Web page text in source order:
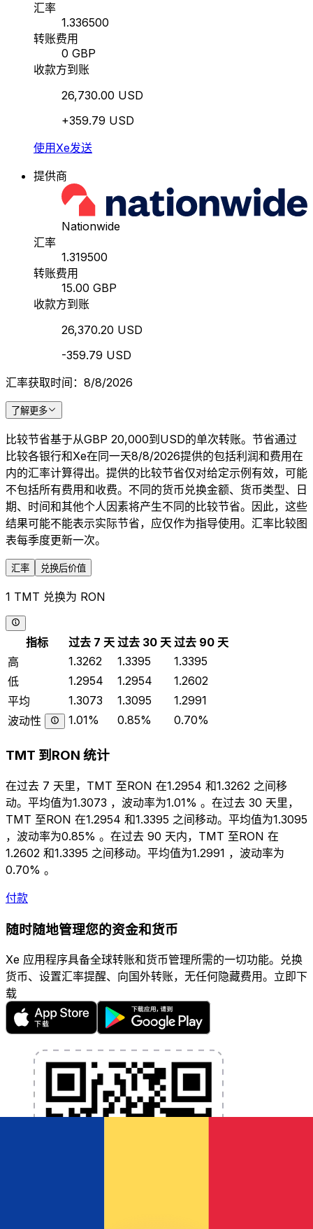
汇率
1.336500
转账费用
0 GBP
收款方到账
26,730.00 USD
+359.79 USD
使用Xe发送
提供商
Nationwide
汇率
1.319500
转账费用
15.00 GBP
收款方到账
26,370.20 USD
-359.79 USD
汇率获取时间：8/8/2026
了解更多
比较节省基于从GBP 20,000到USD的单次转账。节省通过
比较各银行和Xe在同一天8/8/2026提供的包括利润和费用在
内的汇率计算得出。提供的比较节省仅对给定示例有效，可能
不包括所有费用和收费。不同的货币兑换金额、货币类型、日
期、时间和其他个人因素将产生不同的比较节省。因此，这些
结果可能不能表示实际节省，应仅作为指导使用。汇率比较图
表每季度更新一次。
汇率 兑换后价值
1 TMT 兑换为 RON
指标 过去 7 天 过去 30 天 过去 90 天
高
1.3262 1.3395
1.3395
低
1.2954 1.2954
1.2602
平均
1.3073 1.3095
1.2991
波动性
1.01% 0.85% 0.70%
TMT 到RON 统计
在过去 7 天里，TMT 至RON 在1.2954 和1.3262 之间移
动。平均值为1.3073 ，波动率为1.01% 。在过去 30 天里，
TMT 至RON 在1.2954 和1.3395 之间移动。平均值为1.3095
，波动率为0.85% 。在过去 90 天内，TMT 至RON 在
1.2602 和1.3395 之间移动。平均值为1.2991 ，波动率为
0.70% 。
付款
随时随地管理您的资金和货币
Xe 应用程序具备全球转账和货币管理所需的一切功能。兑换
货币、设置汇率提醒、向国外转账，无任何隐藏费用。立即下
载